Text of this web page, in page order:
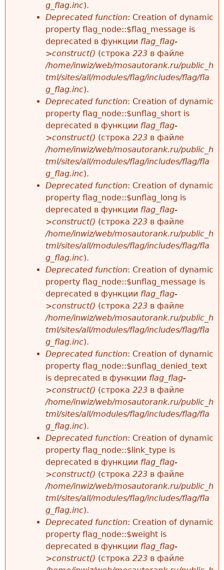
g_flag.inc).
Deprecated function: Creation of dynamic
property flag_node::$flag_message is
deprecated в функции flag_flag-
>construct() (строка 223 в файле
/home/inwiz/web/mosautorank.ru/public_h
tml/sites/all/modules/flag/includes/flag/fla
g_flag.inc).
Deprecated function: Creation of dynamic
property flag_node::$unflag_short is
deprecated в функции flag_flag-
>construct() (строка 223 в файле
/home/inwiz/web/mosautorank.ru/public_h
tml/sites/all/modules/flag/includes/flag/fla
g_flag.inc).
Deprecated function: Creation of dynamic
property flag_node::$unflag_long is
deprecated в функции flag_flag-
>construct() (строка 223 в файле
/home/inwiz/web/mosautorank.ru/public_h
tml/sites/all/modules/flag/includes/flag/fla
g_flag.inc).
Deprecated function: Creation of dynamic
property flag_node::$unflag_message is
deprecated в функции flag_flag-
>construct() (строка 223 в файле
/home/inwiz/web/mosautorank.ru/public_h
tml/sites/all/modules/flag/includes/flag/fla
g_flag.inc).
Deprecated function: Creation of dynamic
property flag_node::$unflag_denied_text
is deprecated в функции flag_flag-
>construct() (строка 223 в файле
/home/inwiz/web/mosautorank.ru/public_h
tml/sites/all/modules/flag/includes/flag/fla
g_flag.inc).
Deprecated function: Creation of dynamic
property flag_node::$link_type is
deprecated в функции flag_flag-
>construct() (строка 223 в файле
/home/inwiz/web/mosautorank.ru/public_h
tml/sites/all/modules/flag/includes/flag/fla
g_flag.inc).
Deprecated function: Creation of dynamic
property flag_node::$weight is
deprecated в функции flag_flag-
>construct() (строка 223 в файле